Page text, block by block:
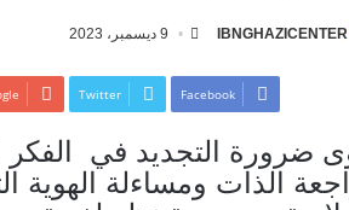
IBNGHAZICENTER 9 ديسمبر، 2023
Facebook
Twitter
ضرورة التجديد في الفكر
الذات ومساءلة الهوية